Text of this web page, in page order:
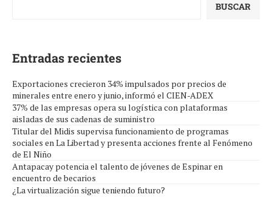
BUSCAR
Entradas recientes
Exportaciones crecieron 34% impulsados por precios de
minerales entre enero y junio, informó el CIEN-ADEX
37% de las empresas opera su logística con plataformas
aisladas de sus cadenas de suministro
Titular del Midis supervisa funcionamiento de programas
sociales en La Libertad y presenta acciones frente al Fenómeno
de El Niño
Antapacay potencia el talento de jóvenes de Espinar en
encuentro de becarios
¿La virtualización sigue teniendo futuro?